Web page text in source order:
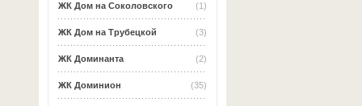
(1)
ЖК Дом на Соколовского
(3)
ЖК Дом на Трубецкой
(2)
ЖК Доминанта
(35)
ЖК Доминион